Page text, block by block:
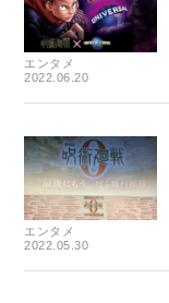
エンタメ
2022.06.20
エンタメ
2022.05.30